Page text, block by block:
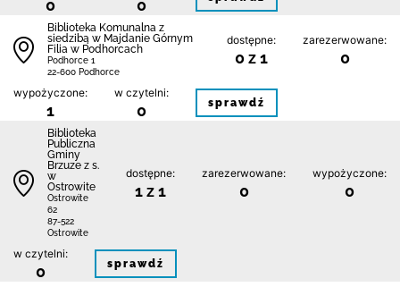
0 0
Biblioteka Komunalna z
siedzibą w Majdanie Górnym
Filia w Podhorcach
Podhorce 1
22-600 Podhorce
dostępne:
0 z 1
zarezerwowane:
0
wypożyczone:
1
w czytelni:
0 sprawdź
Biblioteka
Publiczna
Gminy
Brzuze z s.
w
Ostrowite
Ostrowite
62
87-522
Ostrowite
dostępne:
1 z 1
zarezerwowane:
0
wypożyczone:
0
w czytelni:
0 sprawdź